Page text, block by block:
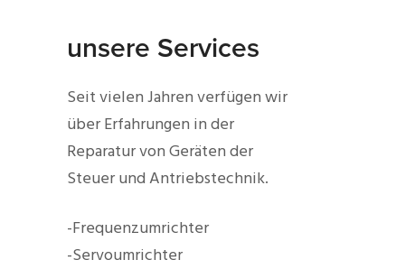
unsere Services
Seit vielen Jahren verfügen wir
über Erfahrungen in der
Reparatur von Geräten der
Steuer und Antriebstechnik.
-Frequenzumrichter
-Servoumrichter